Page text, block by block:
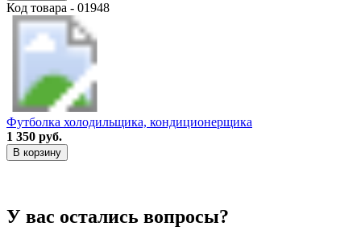
Код товара - 01948
Футболка холодильщика, кондиционерщика
1 350 руб.
В корзину
У вас остались вопросы?